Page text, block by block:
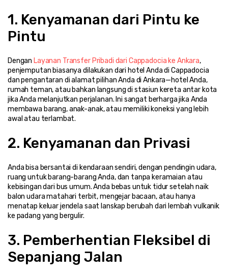
1. Kenyamanan dari Pintu ke
Pintu
Dengan Layanan Transfer Pribadi dari Cappadocia ke Ankara,
penjemputan biasanya dilakukan dari hotel Anda di Cappadocia
dan pengantaran di alamat pilihan Anda di Ankara—hotel Anda,
rumah teman, atau bahkan langsung di stasiun kereta antar kota
jika Anda melanjutkan perjalanan. Ini sangat berharga jika Anda
membawa barang, anak-anak, atau memiliki koneksi yang lebih
awal atau terlambat.
2. Kenyamanan dan Privasi
Anda bisa bersantai di kendaraan sendiri, dengan pendingin udara,
ruang untuk barang-barang Anda, dan tanpa keramaian atau
kebisingan dari bus umum. Anda bebas untuk tidur setelah naik
balon udara matahari terbit, mengejar bacaan, atau hanya
menatap keluar jendela saat lanskap berubah dari lembah vulkanik
ke padang yang bergulir.
3. Pemberhentian Fleksibel di
Sepanjang Jalan